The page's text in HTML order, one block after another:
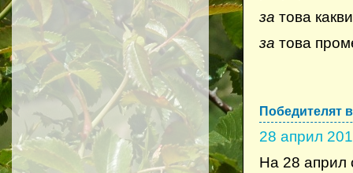
за това
за това
Победителят
28 април
На 28 април